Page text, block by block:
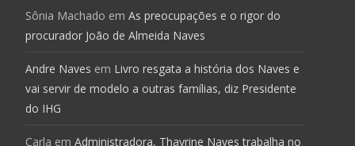
Sônia Machado em As preocupações e o rigor do
procurador João de Almeida Naves
Andre Naves em Livro resgata a história dos Naves e
vai servir de modelo a outras famílias, diz Presidente
do IHG
Carla em Administradora, Thayrine Naves trabalha no